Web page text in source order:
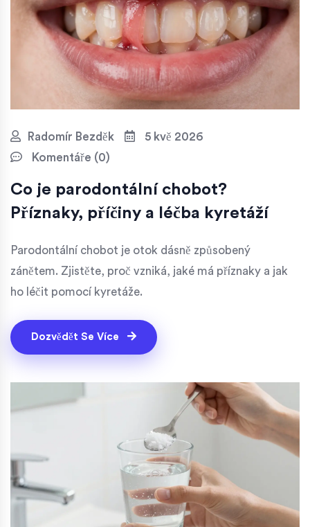
Radomír Bezděk
5 kvě 2026
Komentáře (0)
Co je parodontální chobot?
Příznaky, příčiny a léčba kyretáží
Parodontální chobot je otok dásně způsobený
zánětem. Zjistěte, proč vzniká, jaké má příznaky a jak
ho léčit pomocí kyretáže.
Dozvědět Se Více